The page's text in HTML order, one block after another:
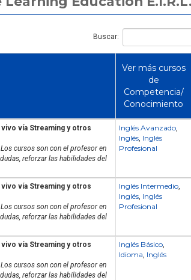
Buscar:
Ver más cursos
de
Competencia/
Conocimiento
vía Streaming y otros
cursos son con el profesor en
reforzar las habilidades del
Inglés Avanzado
Inglés Inglés
Profesional
vía Streaming y otros
cursos son con el profesor en
reforzar las habilidades del
Inglés Intermedio
Inglés Inglés
Profesional
vía Streaming y otros
cursos son con el profesor en
reforzar las habilidades del
Inglés Básico
Idioma Inglés